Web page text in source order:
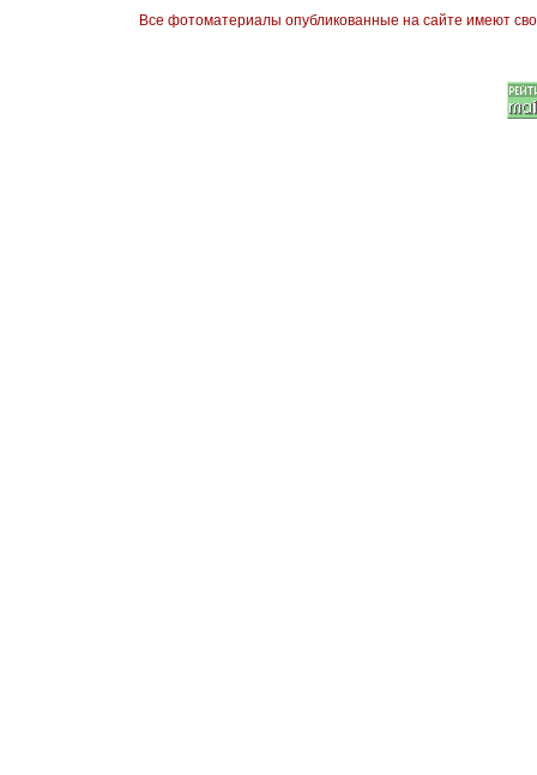
Все фотоматериалы опубликованные на сайте имеют